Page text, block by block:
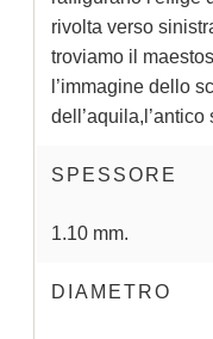
rivolta verso
troviamo il
l’immagine dello
SPESSORE
1.10 mm.
DIAMETRO